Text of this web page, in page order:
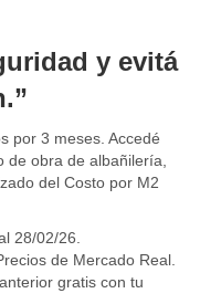
y evitá
por 3 meses. Accedé
de obra de albañilería,
del Costo por M2
28/02/26.
de Mercado Real.
gratis con tu